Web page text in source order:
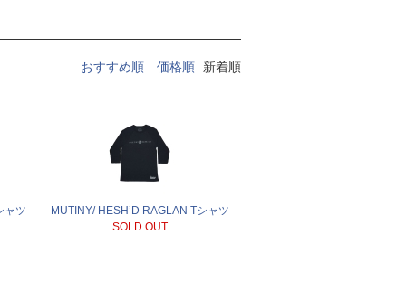
おすすめ順 価格順 新着順
ャツ
MUTINY/ HESH’D RAGLAN Tシャツ
SOLD OUT